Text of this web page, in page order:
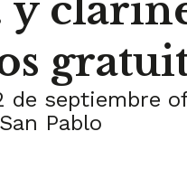
y
de septiembre
Pablo